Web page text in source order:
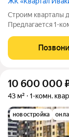
Строим кварталы
Предлагается 1-
на 14-м этаже, в
10 600 000
43 м² 1-комн.
новостройка